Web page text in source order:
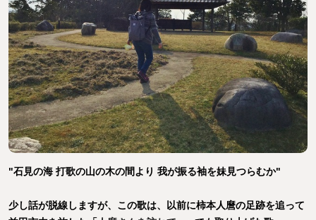
"石見の海 打歌の山の木の間より 我が振る袖を妹見つらむか"
少し話が脱線しますが、この歌は、以前に柿本人麿の足跡を追って